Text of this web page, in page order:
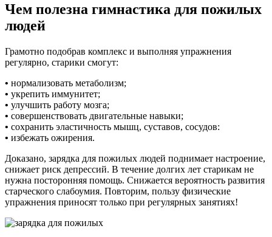
Чем полезна гимнастика для пожилых
людей
Грамотно подобрав комплекс и выполняя упражнения
регулярно, старики смогут:
• нормализовать метаболизм;
• укрепить иммунитет;
• улучшить работу мозга;
• совершенствовать двигательные навыки;
• сохранить эластичность мышц, суставов, сосудов:
• избежать ожирения.
Доказано, зарядка для пожилых людей поднимает настроение,
снижает риск депрессий. В течение долгих лет старикам не
нужна посторонняя помощь. Снижается вероятность развития
старческого слабоумия. Повторим, пользу физические
упражнения приносят только при регулярных занятиях!